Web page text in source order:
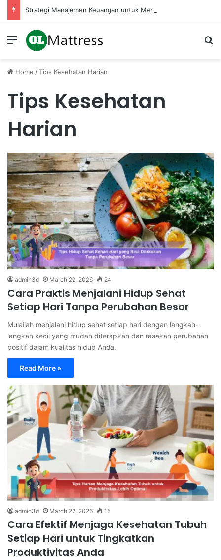
Menu
Home /Tips Kesehatan Harian
Tips Kesehatan
Harian
admin3d March 22, 2026 24
Cara Praktis Menjalani Hidup Sehat
Setiap Hari Tanpa Perubahan Besar
Mulailah menjalani hidup sehat setiap hari dengan langkah-
langkah kecil yang mudah diterapkan dan rasakan perubahan
positif dalam kualitas hidup Anda.
Read More »
admin3d March 22, 2026 15
Cara Efektif Menjaga Kesehatan Tubuh
Setiap Hari untuk Tingkatkan
Produktivitas Anda